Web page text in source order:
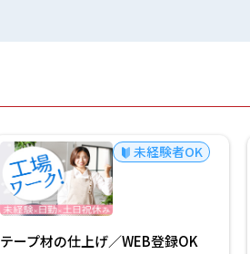
未経験者OK
テープ材の仕上げ／WEB登録OK